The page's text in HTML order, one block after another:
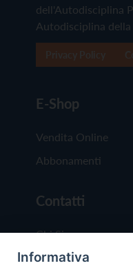
dell'Autodisciplina
Autodisciplina
E-Shop
Vendita Online
Abbonamenti
Contatti
Chi Siamo
Redazione
Informativa